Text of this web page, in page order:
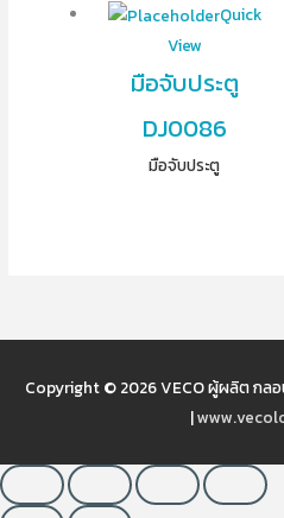
Quick
View
มือจับประตู
DJ0086
มือจับประตู
Copyright © 2026VECO ผู้ผลิต กล
|